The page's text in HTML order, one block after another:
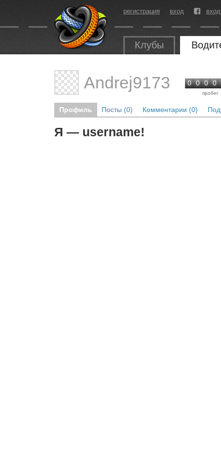
регистрация вход
Клубы
Andrej9173 0 0 0 0
пробег
Профиль Посты (0) Комментарии (0)
Я — username!